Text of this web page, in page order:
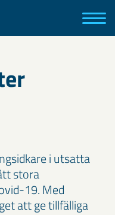
i utsatta
stora
19. Med
att ge tillfälliga